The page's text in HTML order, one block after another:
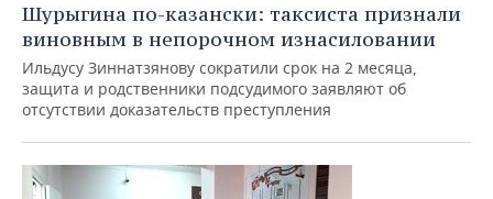
Шурыгина по-казански: таксиста признали
виновным в непорочном изнасиловании
Ильдусу Зиннатзянову сократили срок на 2 месяца,
защита и родственники подсудимого заявляют об
отсутствии доказательств преступления